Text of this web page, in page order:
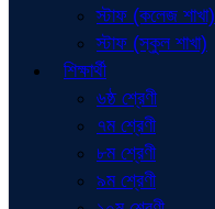
স্টাফ (কলেজ শাখা)
স্টাফ (স্কুল শাখা)
শিক্ষার্থী
৬ষ্ঠ শ্রেণী
৭ম শ্রেণী
৮ম শ্রেণী
৯ম শ্রেণী